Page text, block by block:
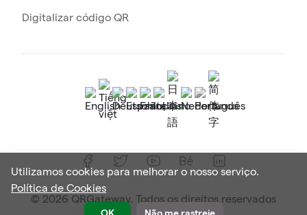
Digitalizar código QR
© 2026 QRGateway. Todos os direitos reservados
Utilizamos cookies para melhorar o nosso serviço.
Política de Cookies
OK Não me rastreie